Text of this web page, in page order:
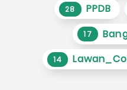
28 PPDB
17
14